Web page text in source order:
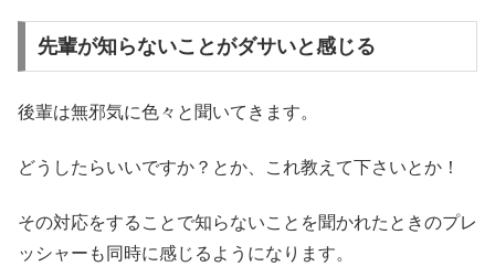
先輩が知らないことがダサいと感じる
後輩は無邪気に色々と聞いてきます。
どうしたらいいですか？とか、これ教えて下さいとか！
その対応をすることで知らないことを聞かれたときのプレ
ッシャーも同時に感じるようになります。